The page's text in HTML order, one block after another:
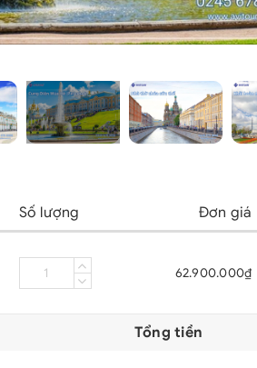
Số lượng Đơn giá
62.900.000₫
Tổng tiền